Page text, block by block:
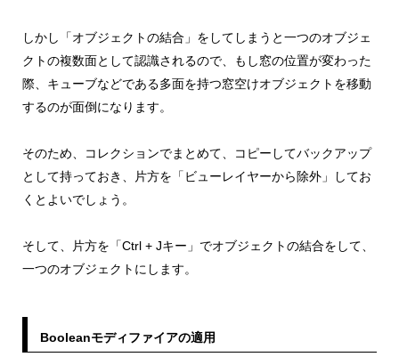
しかし「オブジェクトの結合」をしてしまうと一つのオブジェ
クトの複数面として認識されるので、もし窓の位置が変わった
際、キューブなどである多面を持つ窓空けオブジェクトを移動
するのが面倒になります。
そのため、コレクションでまとめて、コピーしてバックアップ
として持っておき、片方を「ビューレイヤーから除外」してお
くとよいでしょう。
そして、片方を「Ctrl + Jキー」でオブジェクトの結合をして、
一つのオブジェクトにします。
Booleanモディファイアの適用